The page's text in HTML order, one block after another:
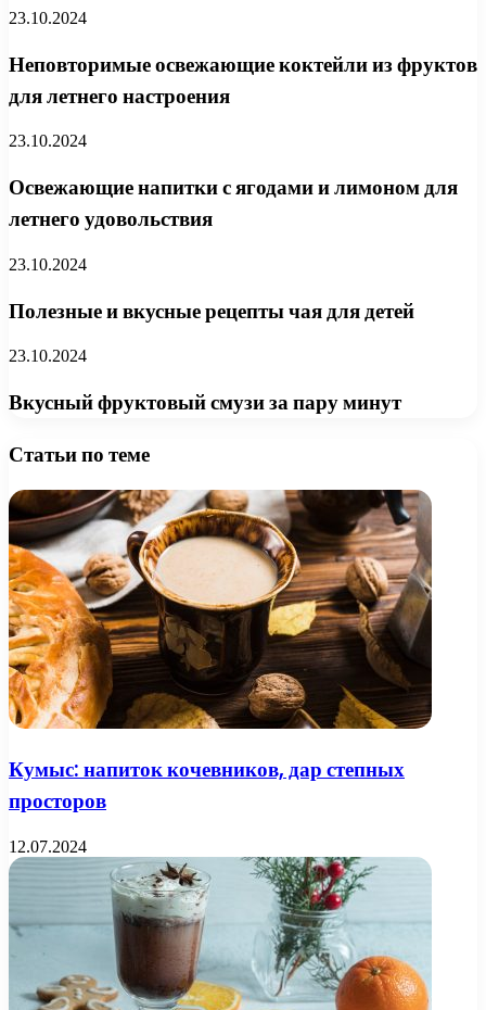
23.10.2024
Неповторимые освежающие коктейли из фруктов
для летнего настроения
23.10.2024
Освежающие напитки с ягодами и лимоном для
летнего удовольствия
23.10.2024
Полезные и вкусные рецепты чая для детей
23.10.2024
Вкусный фруктовый смузи за пару минут
Статьи по теме
Кумыс: напиток кочевников, дар степных
просторов
12.07.2024